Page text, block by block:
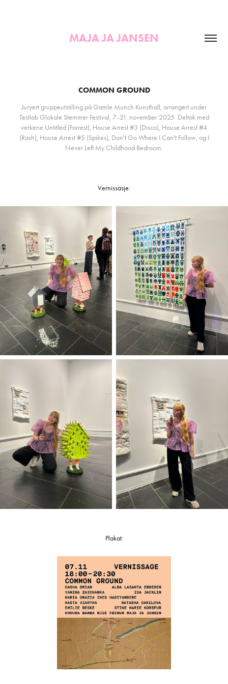
MAJA JA JANSEN
COMMON GROUND
Juryert gruppeutstilling på Gamle Munch Kunsthall, arrangert under
Testlab Glokale Stemmer Festival, 7.-21. november 2025. Deltok med
verkene Untitled (Forrest), House Arrest #3 (Disco), House Arrest #4
(Rash), House Arrest #5 (Spikes), Don't Go Where I Can't Follow, og I
Never Left My Childhood Bedroom.
Vernissasje:
Plakat: